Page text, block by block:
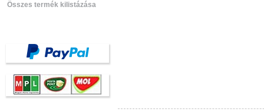
Összes termék kilistázása